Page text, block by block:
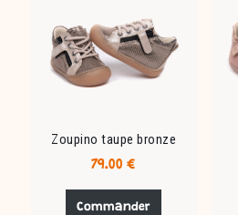
choisies
sur
produit
Zoupino taupe bronze
79.00€
Commander
Ce